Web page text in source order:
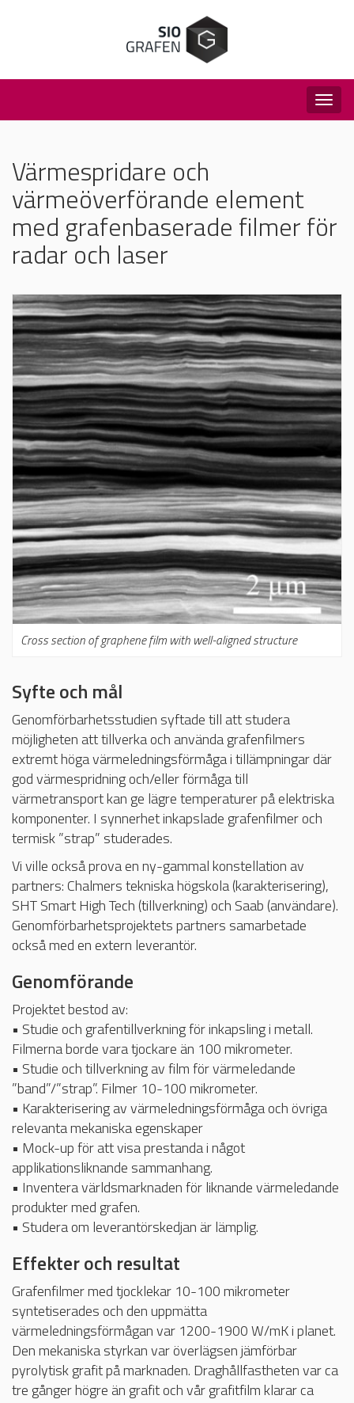
Värmespridare och
värmeöverförande element
med grafenbaserade filmer för
radar och laser
Cross section of graphene film with well-aligned structure
Syfte och mål
Genomförbarhetsstudien syftade till att studera
möjligheten att tillverka och använda grafenfilmers
extremt höga värmeledningsförmåga i tillämpningar där
god värmespridning och/eller förmåga till
värmetransport kan ge lägre temperaturer på elektriska
komponenter. I synnerhet inkapslade grafenfilmer och
termisk ”strap” studerades.
Vi ville också prova en ny-gammal konstellation av
partners: Chalmers tekniska högskola (karakterisering),
SHTSmart High Tech(tillverkning) och Saab (användare).
Genomförbarhetsprojektets partners samarbetade
också med en extern leverantör.
Genomförande
Projektet bestod av:
• Studie och grafentillverkning för inkapsling i metall.
Filmerna borde vara tjockare än 100 mikrometer.
• Studie och tillverkning av film för värmeledande
”band”/”strap”. Filmer 10-100 mikrometer.
• Karakterisering av värmeledningsförmåga och övriga
relevanta mekaniska egenskaper
• Mock-up för att visa prestanda i något
applikationsliknande sammanhang.
• Inventera världsmarknaden för liknande värmeledande
produkter med grafen.
• Studera om leverantörskedjan är lämplig.
Effekter och resultat
Grafenfilmer med tjocklekar 10-100 mikrometer
syntetiserades och den uppmätta
värmeledningsförmågan var 1200-1900 W/mK i planet.
Den mekaniska styrkan var överlägsen jämförbar
pyrolytisk grafit på marknaden. Draghållfastheten var ca
tre gånger högre än grafit och vår grafitfilm klarar ca